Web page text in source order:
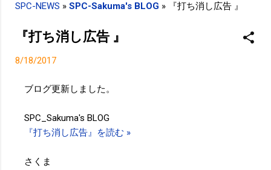
SPC-NEWS » SPC-Sakuma's BLOG » 『打ち消し広告 』
『打ち消し広告 』
8/18/2017
ブログ更新しました。
SPC_Sakuma's BLOG
『打ち消し広告』を読む »
さくま